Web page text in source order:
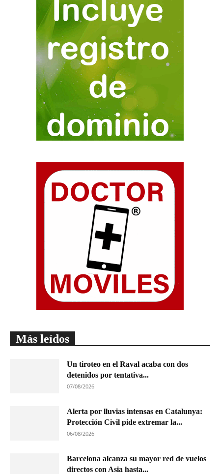
Más leídos
Un tiroteo en el Raval acaba con dos
detenidos por tentativa...
07/08/2026
Alerta por lluvias intensas en Catalunya:
Protección Civil pide extremar la...
06/08/2026
Barcelona alcanza su mayor red de vuelos
directos con Asia hasta...